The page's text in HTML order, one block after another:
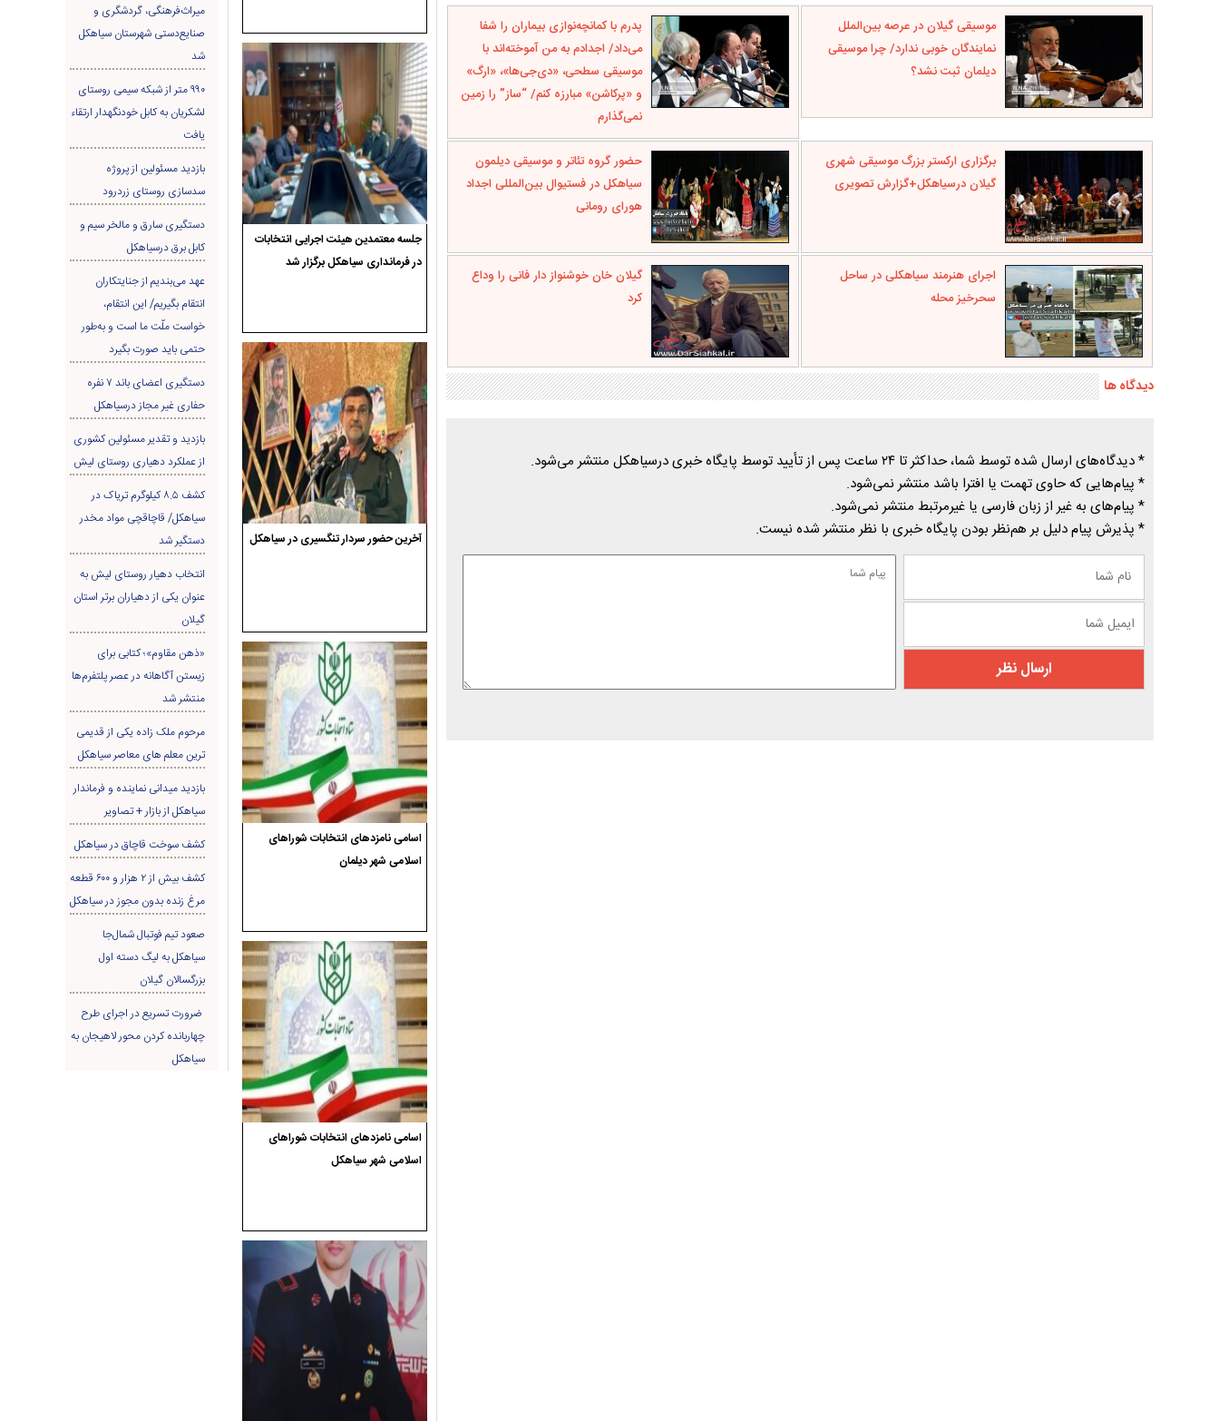
موسیقی گیلان در عرصه بین‌الملل
نمایندگان خوبی ندارد/ چرا موسیقی
دیلمان ثبت نشد؟
پدرم با کمانچه‌نوازی بیماران را شفا
می‌داد/ اجدادم به من آموخته‌اند با
موسیقی سطحی، «دی‌جی‌ها»، «ارگ»
و «پرکاشن» مبارزه کنم/ “ساز” را زمین
نمی‌گذارم
برگزاری ارکستر بزرگ موسیقی شهری
گیلان درسیاهکل+گزارش تصویری
حضور گروه تئاتر و موسیقی دیلمون
سیاهکل در فستیوال بین‌المللی اجداد
هورای رومانی
اجرای هنرمند سیاهکلی در ساحل
سحرخیز محله
گیلان خان خوشنواز دار فانی را وداع
کرد
دیدگاه ها
* دیدگاه‌های ارسال شده توسط شما، حداکثر تا ۲۴ ساعت پس از تأیید توسط پایگاه خبری درسیاهکل منتشر می‌شود.
* پیام‌هایی که حاوی تهمت یا افترا باشد منتشر نمی‌شود.
* پیام‌های به غیر از زبان فارسی یا غیرمرتبط منتشر نمی‌شود.
* پذیرش پیام دلیل بر هم‌نظر بودن پایگاه خبری با نظر منتشر شده نیست.
جلسه معتمدین هیئت اجرایی انتخابات
در فرمانداری سیاهکل برگزار شد
آخرین حضور سردار تنگسیری در سیاهکل
اسامی نامزدهای انتخابات شوراهای
اسلامی شهر دیلمان
اسامی نامزدهای انتخابات شوراهای
اسلامی شهر سیاهکل
میراث‌فرهنگی، گردشگری و
صنایع‌دستی شهرستان سیاهکل
شد
۹۹۰ متر از شبکه سیمی روستای
لشکریان به کابل خودنگهدار ارتقاء
یافت
بازدید مسئولین از پروژه
سدسازی روستای زردرود
دستگیری سارق و مالخر سیم و
کابل برق درسیاهکل
عهد می‌بندیم از جنایتکاران
انتقام بگیریم/ این انتقام،
خواست ملّت ما است و به‌طور
حتمی باید صورت بگیرد
دستگیری اعضای باند ۷ نفره
حفاری غير مجاز درسیاهکل
بازدید و تقدیر مسئولین کشوری
از عملکرد دهیاری روستای لیش
کشف ۸.۵ کیلوگرم تریاک در
سیاهکل/ قاچاقچی مواد مخدر
دستگیر شد
انتخاب دهیار روستای لیش به
عنوان یکی از دهیاران برتر استان
گیلان
«ذهن مقاوم»؛ کتابی برای
زیستن آگاهانه در عصر پلتفرم‌ها
منتشر شد
مرحوم ملک زاده یکی از قدیمی
ترین معلم های معاصر سیاهکل
بازدید میدانی نماینده و فرماندار
سیاهکل از بازار + تصاویر
کشف سوخت قاچاق در سياهکل
کشف بیش از ۲ هزار و ۶۰۰ قطعه
مرغ زنده بدون مجوز در سیاهکل
صعود تیم فوتبال شمال‌جا‌
سیاهکل به لیگ دسته اول
بزرگسالان گیلان
ضرورت تسریع در اجرای طرح
چهاربانده کردن محور لاهیجان به
سیاهکل